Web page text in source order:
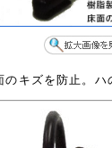
キズを防止。ハ